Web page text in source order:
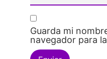
Guarda mi
navegador para